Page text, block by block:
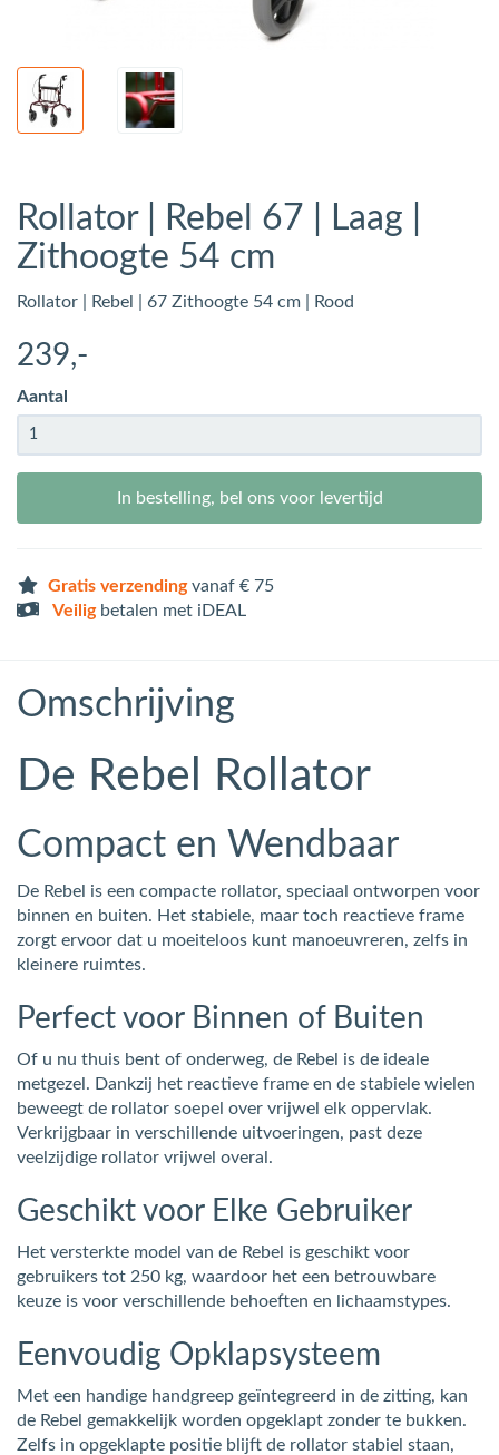
Rollator | Rebel 67 | Laag |
Zithoogte 54 cm
Rollator | Rebel | 67 Zithoogte 54 cm | Rood
239,-
Aantal
In bestelling, bel ons voor levertijd
Gratis verzendingvanaf € 75
Veiligbetalen met iDEAL
Omschrijving
De Rebel Rollator
Compact en Wendbaar
De Rebel is een compacte rollator, speciaal ontworpen voor
binnen en buiten. Het stabiele, maar toch reactieve frame
zorgt ervoor dat u moeiteloos kunt manoeuvreren, zelfs in
kleinere ruimtes.
Perfect voor Binnen of Buiten
Of u nu thuis bent of onderweg, de Rebel is de ideale
metgezel. Dankzij het reactieve frame en de stabiele wielen
beweegt de rollator soepel over vrijwel elk oppervlak.
Verkrijgbaar in verschillende uitvoeringen, past deze
veelzijdige rollator vrijwel overal.
Geschikt voor Elke Gebruiker
Het versterkte model van de Rebel is geschikt voor
gebruikers tot 250 kg, waardoor het een betrouwbare
keuze is voor verschillende behoeften en lichaamstypes.
Eenvoudig Opklapsysteem
Met een handige handgreep geïntegreerd in de zitting, kan
de Rebel gemakkelijk worden opgeklapt zonder te bukken.
Zelfs in opgeklapte positie blijft de rollator stabiel staan,